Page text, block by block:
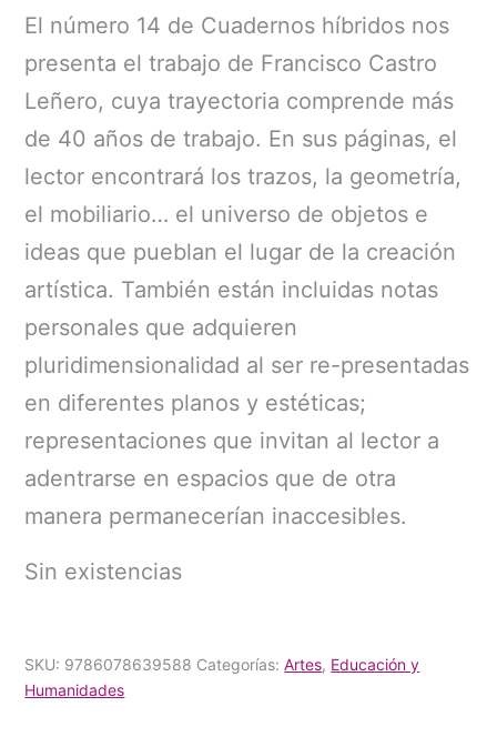
El número 14 de Cuadernos híbridos nos
presenta el trabajo de Francisco Castro
Leñero, cuya trayectoria comprende más
de 40 años de trabajo. En sus páginas, el
lector encontrará los trazos, la geometría,
el mobiliario… el universo de objetos e
ideas que pueblan el lugar de la creación
artística. También están incluidas notas
personales que adquieren
pluridimensionalidad al ser re-presentadas
en diferentes planos y estéticas;
representaciones que invitan al lector a
adentrarse en espacios que de otra
manera permanecerían inaccesibles.
Sin existencias
SKU: 9786078639588 Categorías:Artes, Educación y
Humanidades